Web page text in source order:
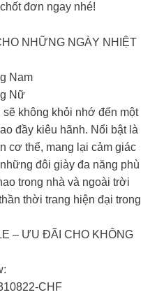
đơn ngay nhé!
NHỮNG NGÀY NHIỆT
Nam
Nữ
không khỏi nhớ đến một
đầy kiêu hãnh. Nổi bật là
cơ thể, mang lại cảm giác
đôi giày đa năng phù
trong nhà và ngoài trời
thời trang hiện đại trong
– ƯU ĐÃI CHO KHÔNG
CHF